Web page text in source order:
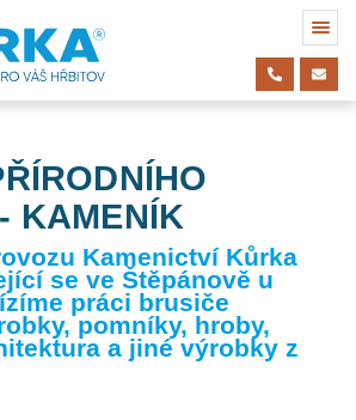
KAMENÍK
Kamenictví Kůrka
se ve Štěpánově u
práci brusiče
pomníky, hroby,
a jiné výrobky z